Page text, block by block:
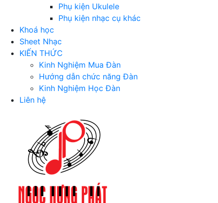
Phụ kiện Ukulele
Phụ kiện nhạc cụ khác
Khoá học
Sheet Nhạc
KIẾN THỨC
Kinh Nghiệm Mua Đàn
Hướng dẫn chức năng Đàn
Kinh Nghiệm Học Đàn
Liên hệ